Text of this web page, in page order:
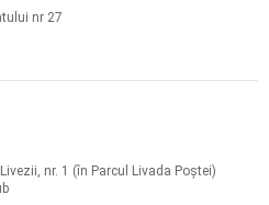
nr 27
nr. 1 (în Parcul Livada Poștei)